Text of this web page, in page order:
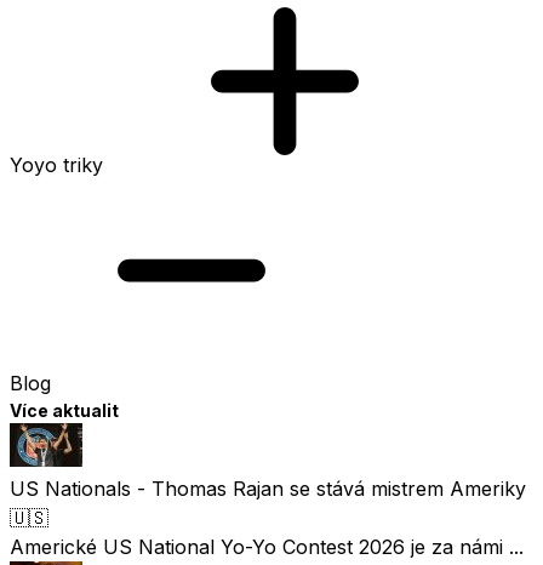
Yoyo triky
Blog
Více aktualit
US Nationals - Thomas Rajan se stává mistrem Ameriky
🇺🇸
Americké US National Yo-Yo Contest 2026 je za námi ...